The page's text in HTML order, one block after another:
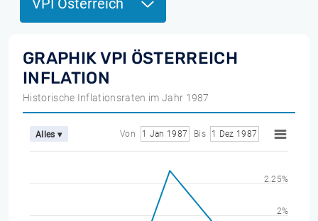
VPI Österreich
GRAPHIK VPI ÖSTERREICH
INFLATION
Historische Inflationsraten im Jahr 1987
Alles ▾ Von 1 Jan 1987 Bis 1 Dez 1987
2%
2.25%